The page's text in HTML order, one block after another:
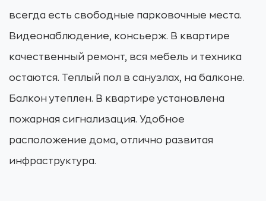
всегда есть свободные парковочные места.
Видеонаблюдение, консьерж. В квартире
качественный ремонт, вся мебель и техника
остаются. Теплый пол в санузлах, на балконе.
Балкон утеплен. В квартире установлена
пожарная сигнализация. Удобное
расположение дома, отлично развитая
инфраструктура.